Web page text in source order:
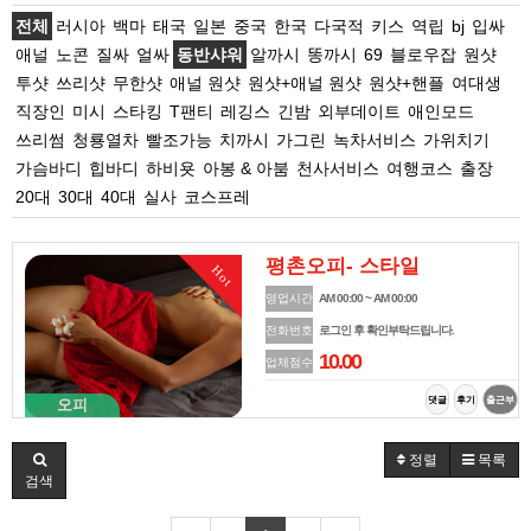
전체 러시아 백마 태국 일본 중국 한국 다국적 키스 역립 bj 입싸
애널
노콘 질싸 얼싸 동반샤워 알까시 똥까시 69 블로우잡 원샷
투샷 쓰리샷 무한샷 애널 원샷 원샷+애널 원샷 원샷+핸플 여대생
직장인 미시 스타킹 T팬티 레깅스 긴밤 외부데이트 애인모드
쓰리썸 청룡열차 빨조가능 치까시 가그린 녹차서비스 가위치기
가슴바디 힙바디 하비욧 아봉 & 아붐 천사서비스 여행코스 출장
20대 30대 40대 실사 코스프레
Hot
오피
평촌오피- 스타일
영업시간 AM 00:00 ~ AM 00:00
전화번호 로그인 후 확인부탁드립니다.
업체점수 10.00
댓글 후기 출근부
정렬
목록
검색